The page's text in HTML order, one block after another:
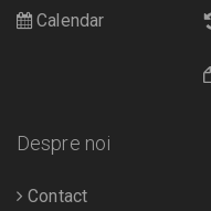
Calendar
Despre noi
Contact